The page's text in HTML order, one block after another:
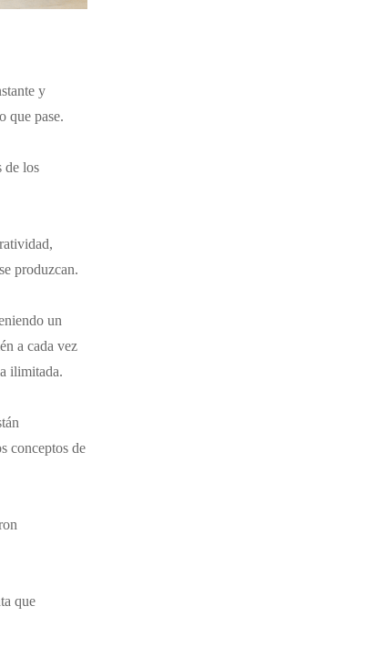
y
que pase.
de los
produzcan.
un
a cada vez
ilimitada.
conceptos de
que